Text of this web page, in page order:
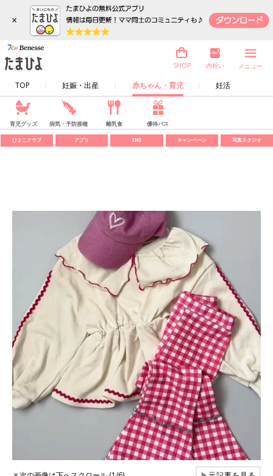
×
TOP 妊娠・出産 赤ちゃん・育児 妊活
SHOP 内祝い メニュー
育児グッズ 病気・予防接種 離乳食 優待パス
ひよこクラブ アプリ SNS キャンペーン 写真スタジオ